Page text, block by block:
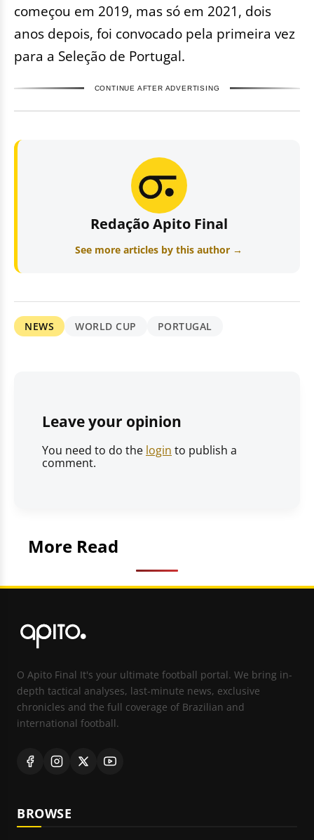
começou em 2019, mas só em 2021, dois
anos depois, foi convocado pela primeira vez
para a Seleção de Portugal.
CONTINUE AFTER ADVERTISING
Redação Apito Final
See more articles by this author →
NEWS WORLD CUP PORTUGAL
Leave your opinion
You need to do the login to publish a
comment.
More Read
O Apito Final It's your ultimate football portal. We bring in-
depth tactical analyses, last-minute news, exclusive
chronicles and the full coverage of Brazilian and
international football.
BROWSE